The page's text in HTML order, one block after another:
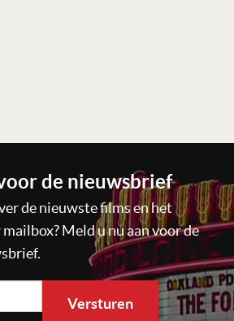
de nieuwsbrief
de nieuwste films en het
Meld u nu aan voor de